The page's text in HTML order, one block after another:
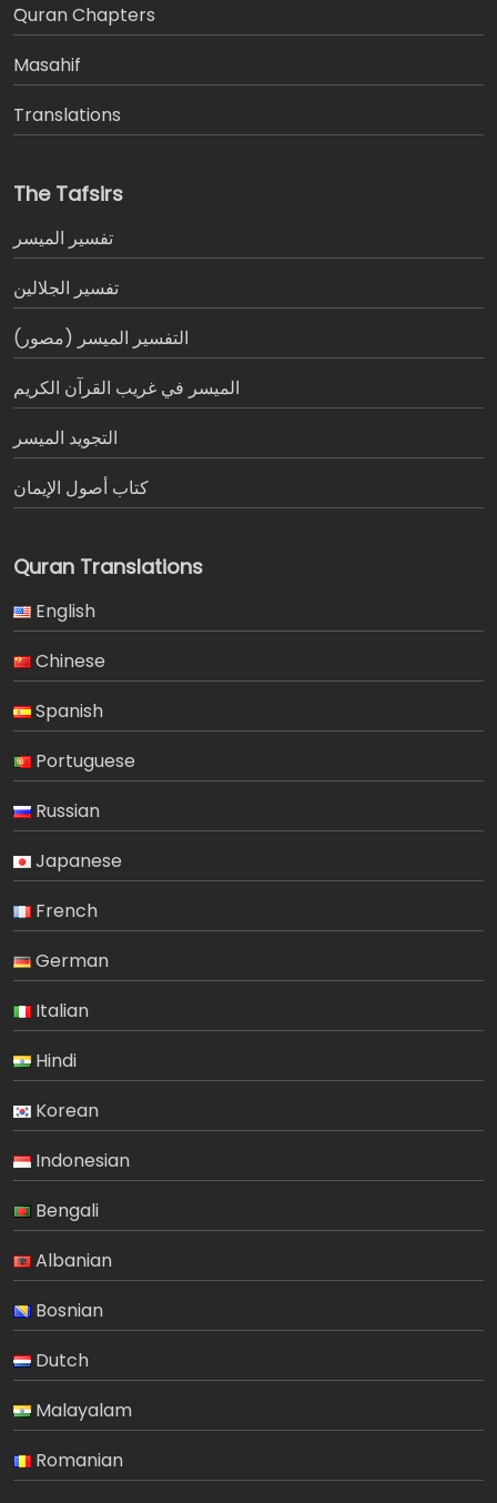
َQuran Chapters
Masahif
Translations
The Tafsirs
تفسير المیسر
تفسير الجلالين
التفسير الميسر (مصور)
الميسر في غريب القرآن الكريم
التجويد الميسر
كتاب أصول الإيمان
Quran Translations
English
Chinese
Spanish
Portuguese
Russian
Japanese
French
German
Italian
Hindi
Korean
Indonesian
Bengali
Albanian
Bosnian
Dutch
Malayalam
Romanian